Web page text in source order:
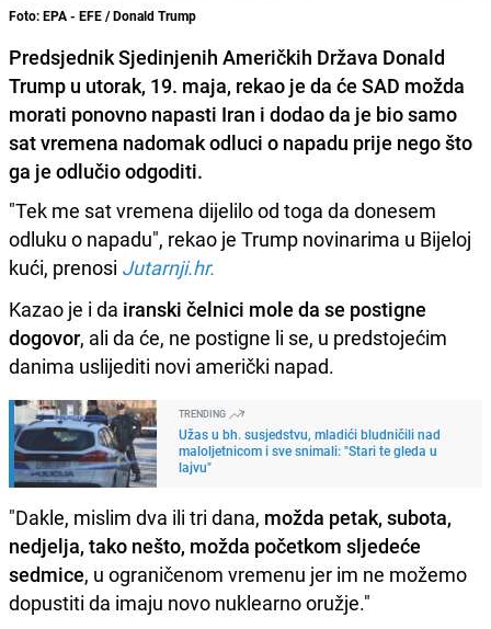
Foto: EPA - EFE / Donald Trump
Predsjednik Sjedinjenih Američkih Država Donald
Trump u utorak, 19. maja, rekao je da će SAD možda
morati ponovno napasti Iran i dodao da je bio samo
sat vremena nadomak odluci o napadu prije nego što
ga je odlučio odgoditi.
"Tek me sat vremena dijelilo od toga da donesem
odluku o napadu", rekao je Trump novinarima u Bijeloj
kući, prenosi Jutarnji.hr.
Kazao je i da iranski čelnici mole da se postigne
dogovor, ali da će, ne postigne li se, u predstojećim
danima uslijediti novi američki napad.
TRENDING
Užas u bh. susjedstvu, mladići bludničili nad
maloljetnicom i sve snimali: "Stari te gleda u
lajvu"
"Dakle, mislim dva ili tri dana, možda petak, subota,
nedjelja, tako nešto, možda početkom sljedeće
sedmice, u ograničenom vremenu jer im ne možemo
dopustiti da imaju novo nuklearno oružje."